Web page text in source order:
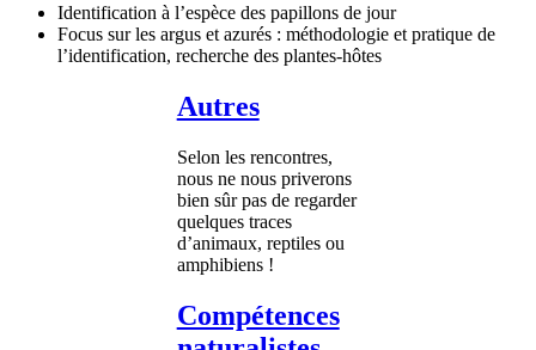
Identification à l’espèce des papillons de jour
Focus sur les argus et azurés : méthodologie et pratique de
l’identification, recherche des plantes-hôtes
Autres
Selon les rencontres,
nous ne nous priverons
bien sûr pas de regarder
quelques traces
d’animaux, reptiles ou
amphibiens !
Compétences